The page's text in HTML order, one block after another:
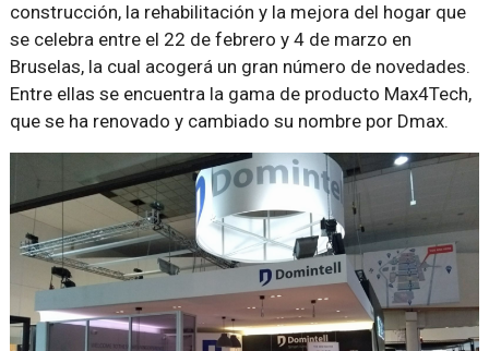
construcción, la rehabilitación y la mejora del hogar que
se celebra entre el 22 de febrero y 4 de marzo en
Bruselas, la cual acogerá un gran número de novedades.
Entre ellas se encuentra la gama de producto Max4Tech,
que se ha renovado y cambiado su nombre por Dmax.